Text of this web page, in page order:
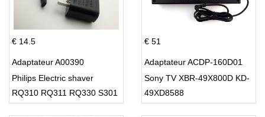
€ 14.5
Adaptateur A00390
Philips Electric shaver
RQ310 RQ311 RQ330 S301
€ 51
Adaptateur ACDP-160D01
Sony TV XBR-49X800D KD-
49XD8588